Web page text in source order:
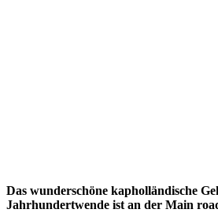
Das wunderschöne kapholländische
Jahrhundertwende ist an der Main